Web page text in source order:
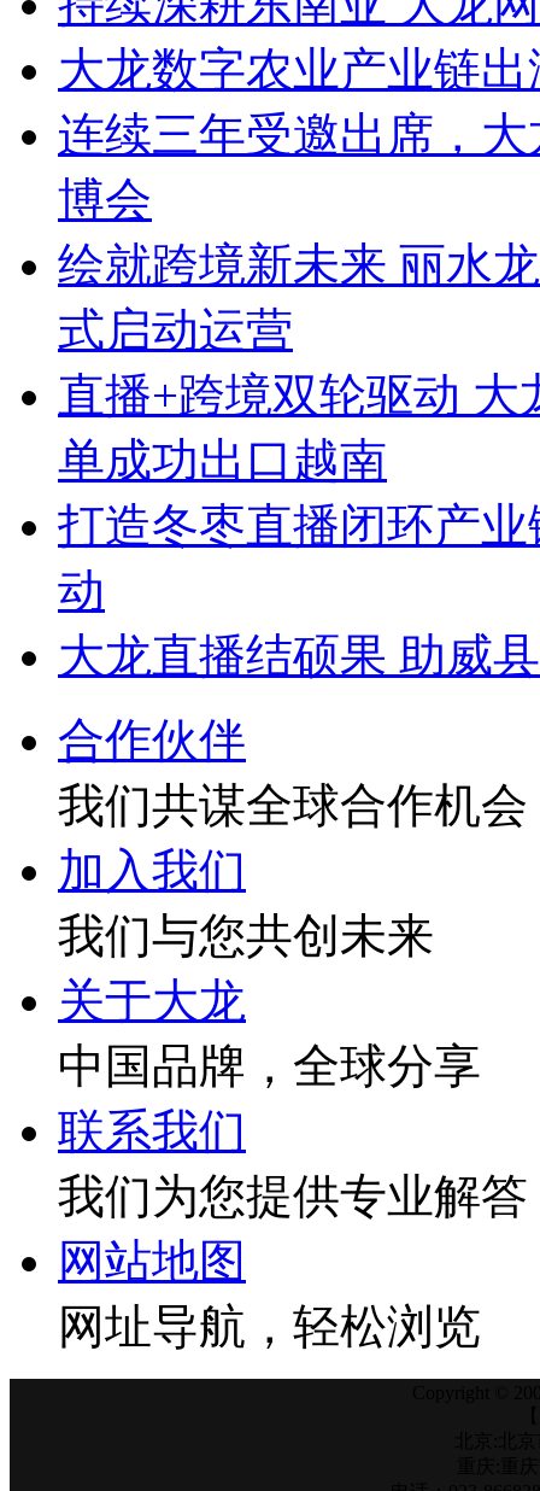
大龙数字农业产业链
连续三年受邀出席，
博会
绘就跨境新未来 丽水
式启动运营
直播+跨境双轮驱动
单成功出口越南
打造冬枣直播闭环产
动
大龙直播结硕果 助威
合作伙伴
我们共谋全球合作机会
加入我们
我们与您共创未来
关于大龙
中国品牌，全球分享
联系我们
我们为您提供专业解答
网站地图
网址导航，轻松浏览